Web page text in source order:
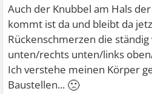
Auch der Knubbel am Hals
kommt ist da und bleibt da
Rückenschmerzen die
unten/rechts unten/links
Ich verstehe meinen Körper
Baustellen... 🙁